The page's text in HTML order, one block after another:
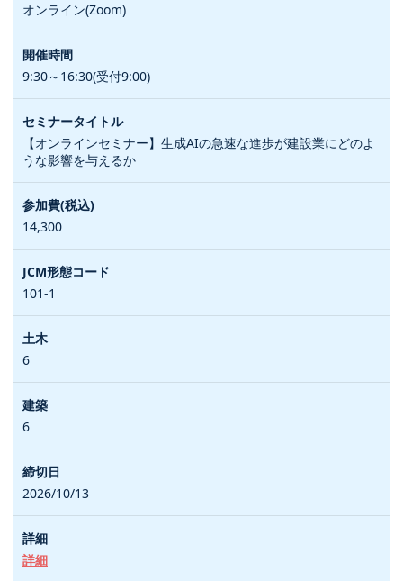
オンライン(Zoom)
9:30～16:30(受付9:00)
【オンラインセミナー】生成AIの急速な進歩が建設業にどのよ
うな影響を与えるか
14,300
101-1
6
6
2026/10/13
詳細